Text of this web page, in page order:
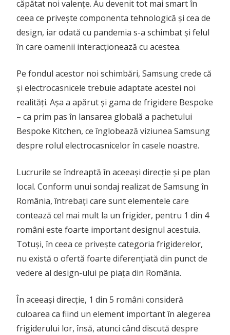
căpătat noi valențe. Au devenit tot mai smart în
ceea ce privește componenta tehnologică și cea de
design, iar odată cu pandemia s-a schimbat și felul
în care oamenii interacționează cu acestea.
Pe fondul acestor noi schimbări, Samsung crede că
și electrocasnicele trebuie adaptate acestei noi
realități. Așa a apărut și gama de frigidere Bespoke
– ca prim pas în lansarea globală a pachetului
Bespoke Kitchen, ce înglobează viziunea Samsung
despre rolul electrocasnicelor în casele noastre.
Lucrurile se îndreaptă în aceeași direcție și pe plan
local. Conform unui sondaj realizat de Samsung în
România, întrebați care sunt elementele care
contează cel mai mult la un frigider, pentru 1 din 4
români este foarte important designul acestuia.
Totuși, în ceea ce privește categoria frigiderelor,
nu există o ofertă foarte diferențiată din punct de
vedere al design-ului pe piața din România.
În aceeași direcție, 1 din 5 români consideră
culoarea ca fiind un element important în alegerea
frigiderului lor, însă, atunci când discută despre